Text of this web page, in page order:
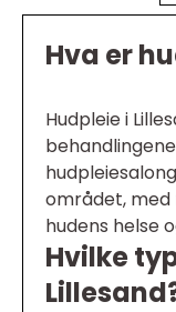
Hva er
Hudpleie i
området,
hudens helse
Hvilke